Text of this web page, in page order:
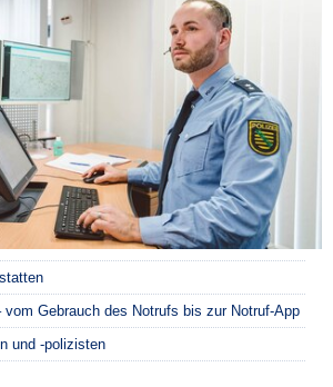
vom Gebrauch des Notrufs bis zur Notruf-App
und -polizisten